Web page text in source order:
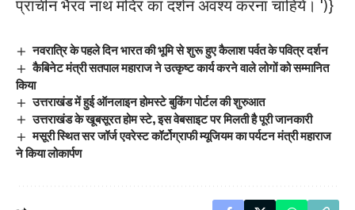
प्राचीन भैरव नाथ मंदिर का दर्शन अवश्य करना चाहिये। ')}
नवरात्रि के पहले दिन भारत की भूमि से शुरू हुए कैलाश पर्वत के पवित्र दर्शन
कैबिनेट मंत्री सतपाल महाराज ने उत्कृष्ट कार्य करने वाले लोगों को सम्मानित
किया
उत्तराखंड में हुई ऑनलाइन होमस्टे बुकिंग पोर्टल की शुरुआत
उत्तराखंड के खूबसूरत होम स्टे, इस वेबसाइट पर मिलती है पूरी जानकारी
मसूरी स्थित सर जॉर्ज एवरेस्ट कॉर्टोग्राफी म्यूजियम का पर्यटन मंत्री महाराज
ने किया लोकार्पण